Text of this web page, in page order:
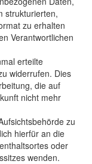
strukturierten,
zu erhalten
Verantwortlichen
erteilte
widerrufen. Dies
die auf
nicht mehr
zu
hierfür an die
oder
wenden.